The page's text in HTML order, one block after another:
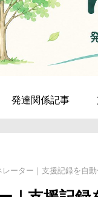
発達関係記事
ーター｜支援記録を自動